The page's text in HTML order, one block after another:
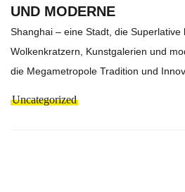
UND MODERNE
Shanghai – eine Stadt, die
Wolkenkratzern, Kunstgalerien und
die Megametropole Tradition und
Uncategorized